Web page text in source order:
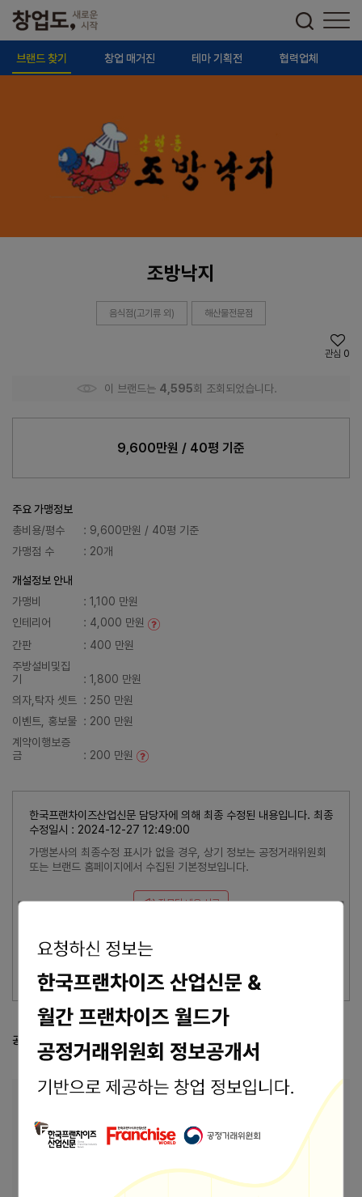
브랜드 찾기 창업 매거진 테마 기획전 협력업체
조방낙지
음식점(고기류 외) 해산물전문점
관심 0
이 브랜드는 4,595회 조회되었습니다.
9,600만원 / 40평 기준
주요 가맹정보
총비용/평수
: 9,600만원 / 40평 기준
가맹점 수
: 20개
개설정보 안내
가맹비
: 1,100 만원
인테리어
: 4,000 만원
간판
: 400 만원
주방설비및집
기
: 1,800 만원
의자,탁자 셋트
: 250 만원
이벤트, 홍보물 : 200 만원
계약이행보증
금
: 200 만원
한국프랜차이즈산업신문 담당자에 의해 최종 수정된 내용입니다. 최종
수정일시 : 2024-12-27 12:49:00
가맹본사의 최종수정 표시가 없을 경우, 상기 정보는 공정거래위원회
또는 브랜드 홈페이지에서 수집된 기본정보입니다.
잘못된 내용 신고
이 브랜드의 담당자이신가요?
브랜드 관리 바로가기 >
공정거래위원회 등록 정보 공정위 정보공개서 열람
본사상호 (주)아이에스에프씨
부산 남구 고동골로78번길 72 부산광역시 남구
고동골로78번길 72 (문현동)
바로가기